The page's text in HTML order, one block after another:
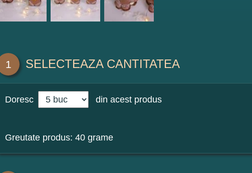
1 SELECTEAZA CANTITATEA
Doresc din acest produs
Greutate produs: 40 grame